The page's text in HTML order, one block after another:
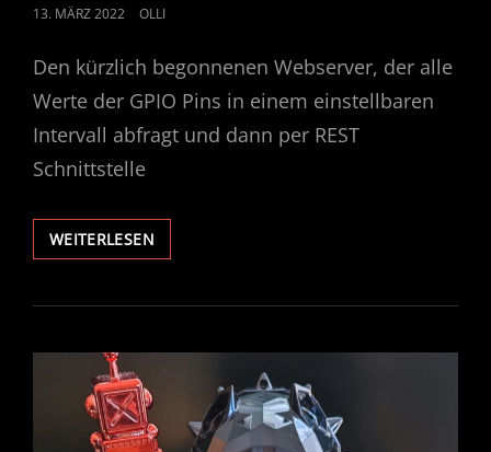
POSTED
13. MÄRZ 2022 OLLI
Den kürzlich begonnenen Webserver, der alle
Werte der GPIO Pins in einem einstellbaren
Intervall abfragt und dann per REST
Schnittstelle
WEITERLESENESP32
JSON